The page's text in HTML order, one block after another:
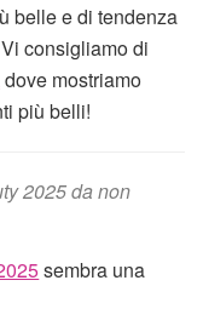
belle e di tendenza
consigliamo di
dove mostriamo
più belli!
2025 da non
sembra una